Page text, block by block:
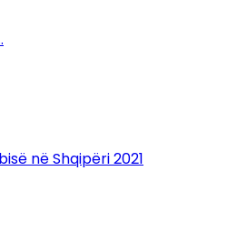
në Shqipëri 2021